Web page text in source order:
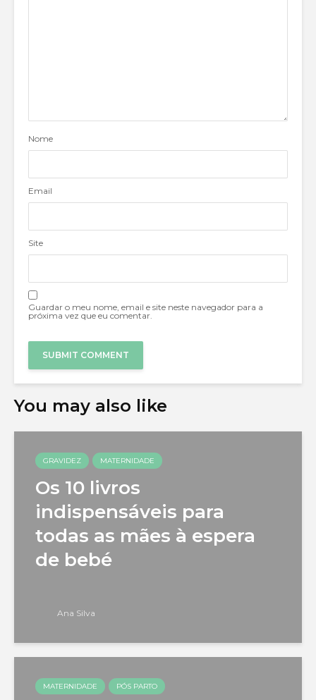
Nome
Email
Site
Guardar o meu nome, email e site neste navegador para a
próxima vez que eu comentar.
You may also like
GRAVIDEZ MATERNIDADE
Os 10 livros
indispensáveis para
todas as mães à espera
de bebé
Ana Silva
MATERNIDADE PÓS PARTO